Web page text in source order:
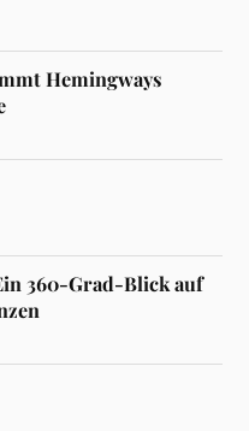
Hemingways
360-Grad-Blick auf